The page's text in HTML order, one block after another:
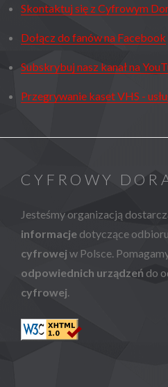
Skontaktuj się z Cyfrowym
Dołącz do fanów na Facebook
Subskrybuj nasz kanał na
Przegrywanie kaset VHS -
CYFROWY
Jesteśmy organizacją
informacje dotyczące odbioru
cyfrowej w Polsce.
odpowiednich urządzeń do
cyfrowej